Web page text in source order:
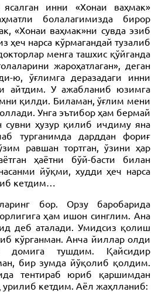
инни «Хонаи ваҳмак»
болалагимизда бирор
«Хонаи ваҳмак»ни сувда эзиб
ҳеч нарса кўрмагандай тузалиб
менга ташхис қўйганда
жароҳатлаган», деган
ю, ўғлимга деразадаги инни
айтдим. У ажабланиб юзимга
қилди. Биламан, ўғлим мени
Унга эътибор ҳам бермай
сувни ҳузур қилиб ичдиму яна
турганимда дарддан фориғ
равшан тортган, ўзини ҳар
ҳаётни бўй-басти билан
йўқми, худди ҳеч нарса
кетдим…
бор. Орзу баробарида
ҳам ишон синглим. Ана
деб аталади. Умидсиз қолиш
кўрганман. Анча йиллар олди
домига тушдим. Қайсидир
бир зумда йўқолиб қолдим.
тентираб юриб қаршимдан
урилиб кетдим. Аёл жаҳлланиб: